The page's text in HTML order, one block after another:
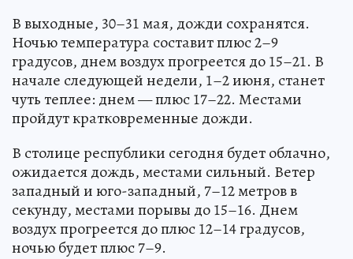
В выходные, 30–31 мая, дожди сохранятся.
Ночью температура составит плюс 2–9
градусов, днем воздух прогреется до 15–21. В
начале следующей недели, 1–2 июня, станет
чуть теплее: днем — плюс 17–22. Местами
пройдут кратковременные дожди.
В столице республики сегодня будет облачно,
ожидается дождь, местами сильный. Ветер
западный и юго-западный, 7–12 метров в
секунду, местами порывы до 15–16. Днем
воздух прогреется до плюс 12–14 градусов,
ночью будет плюс 7–9.